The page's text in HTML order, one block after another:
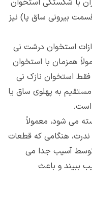
درصد از بیماران با شکستگی استخوان
بیرونی ساق پا) نیز
استخوان درشت نی
همزمان با استخوان
استخوان نازک نی
به پهلوی ساق یا
است.
می شود، معمولاً
هنگامی که قطعات
آسیب جدا می
ببیند و باعث